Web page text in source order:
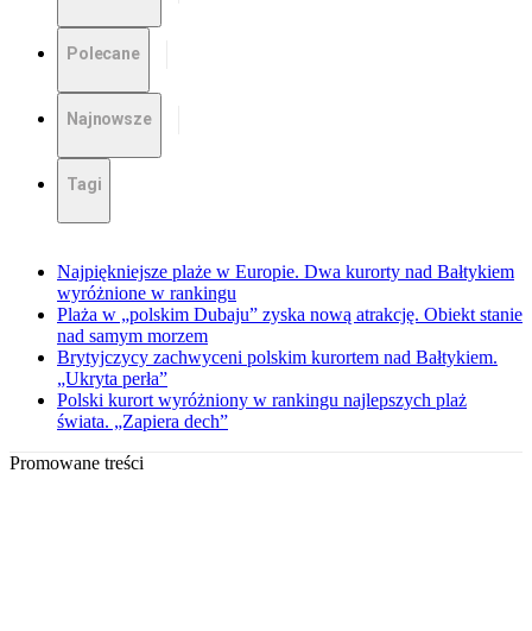
Polecane
Najnowsze
Tagi
Najpiękniejsze plaże w Europie. Dwa kurorty nad Bałtykiem
wyróżnione w rankingu
Plaża w „polskim Dubaju” zyska nową atrakcję. Obiekt stanie
nad samym morzem
Brytyjczycy zachwyceni polskim kurortem nad Bałtykiem.
„Ukryta perła”
Polski kurort wyróżniony w rankingu najlepszych plaż
świata. „Zapiera dech”
Promowane treści